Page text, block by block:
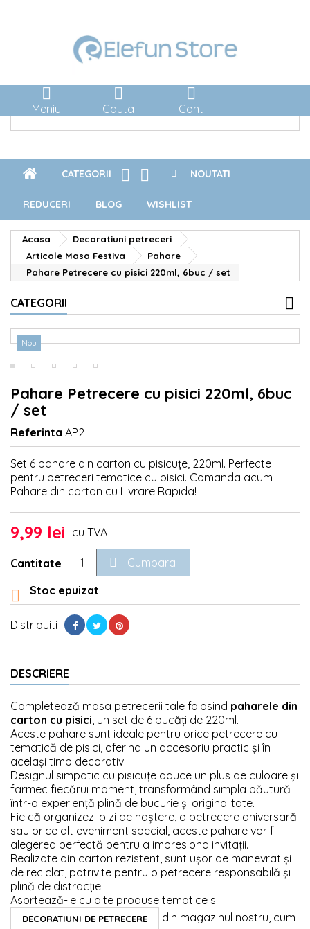

Meniu

Cauta

Cont
 
CATEGORII NOUTATI
REDUCERI BLOG WISHLIST
Acasa
Decoratiuni petreceri
Articole Masa Festiva
Pahare
Pahare Petrecere cu pisici 220ml, 6buc / set
CATEGORII
Nou
Pahare Petrecere cu pisici 220ml, 6buc
/ set
Referinta AP2
Set 6 pahare din carton cu pisicuțe, 220ml. Perfecte
pentru petreceri tematice cu pisici. Comanda acum
Pahare din carton cu Livrare Rapida!
9,99 lei cu TVA
Cantitate  Cumpara
 Stoc epuizat
Distribuiti
DESCRIERE
Completează masa petrecerii tale folosind paharele din
carton cu pisici , un set de 6 bucăți de 220ml.
Aceste pahare sunt ideale pentru orice petrecere cu
tematică de pisici, oferind un accesoriu practic și în
același timp decorativ.
Designul simpatic cu pisicuțe aduce un plus de culoare și
farmec fiecărui moment, transformând simpla băutură
într-o experiență plină de bucurie și originalitate.
Fie că organizezi o zi de naștere, o petrecere aniversară
sau orice alt eveniment special, aceste pahare vor fi
alegerea perfectă pentru a impresiona invitații.
Realizate din carton rezistent, sunt ușor de manevrat și
de reciclat, potrivite pentru o petrecere responsabilă și
plină de distracție.
Asortează-le cu alte produse tematice si
DECORATIUNI DE PETRECERE
din magazinul nostru, cum